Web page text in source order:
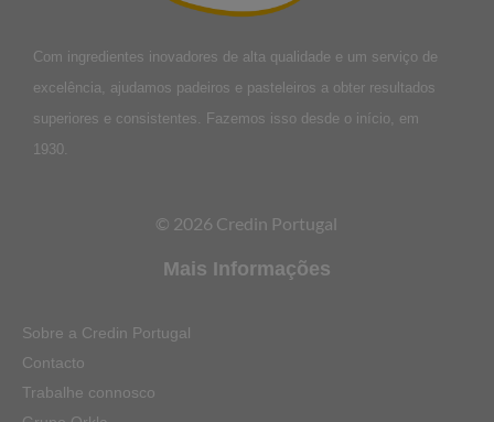
Com ingredientes inovadores de alta qualidade e um serviço de
excelência, ajudamos padeiros e pasteleiros a obter resultados
superiores e consistentes. Fazemos isso desde o início, em
1930.
© 2026 Credin Portugal
Mais Informações
Sobre a Credin Portugal
Contacto
Trabalhe connosco